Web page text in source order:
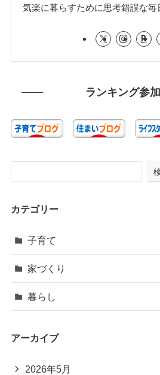
気楽に暮らすために思考錯誤な
ランキング参加
カテゴリー
子育て
家づくり
暮らし
アーカイブ
2026年5月